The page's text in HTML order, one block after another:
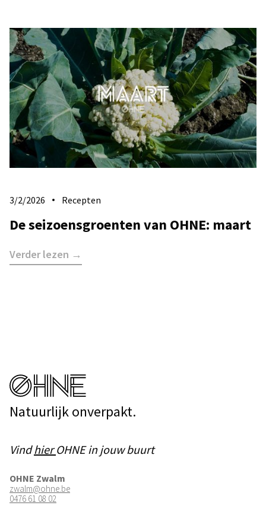
3/2/2026 Recepten
De seizoensgroenten van OHNE: maart
Verder lezen →
Natuurlijk onverpakt.
VindhierOHNE in jouw buurt
OHNE Zwalm
zwalm@ohne.be
0476 61 08 02